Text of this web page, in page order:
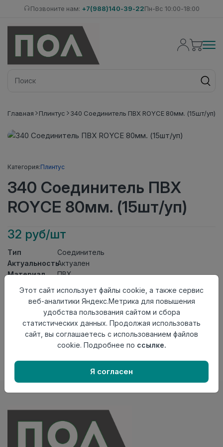
Позвоните нам: +7(988)140-39-22Пн-Вс 10:00-18:00
Главная Плинтус 340 Соединитель ПВХ ROYCE 80мм. (15шт/уп)
Категория:Плинтус
340 Соединитель ПВХ
ROYCE 80мм. (15шт/уп)
32 руб/шт
Тип
Соединитель
АктуальностьАктуален
Материал
ПВХ
Осталось72 шт
Добавить в корзину
Внимание! Внешний вид товара может отличаться от
представленного на настоящем сайте. Проверяйте
наличие необходимых характеристик и комплектации
Этот сайт использует файлы cookie, а также сервис
веб-аналитики Яндекс.Метрика для повышения
удобства пользования сайтом и сбора
статистических данных. Продолжая использовать
сайт, вы соглашаетесь с использованием файлов
cookie. Подробнее по ссылке.
Я согласен